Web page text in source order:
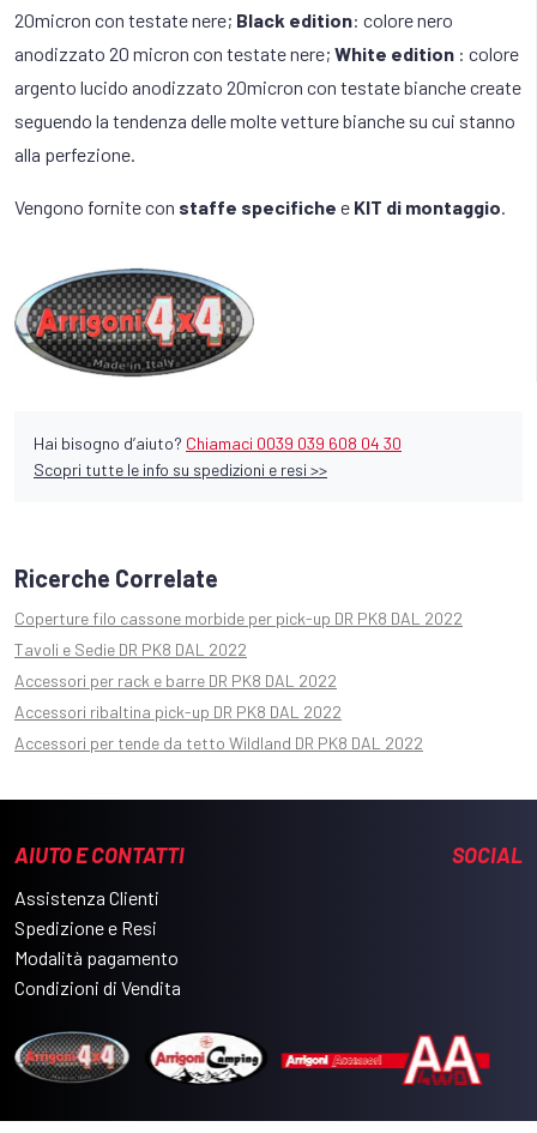
20micron con testate nere; Black edition: colore nero
anodizzato 20 micron con testate nere; White edition : colore
argento lucido anodizzato 20micron con testate bianche create
seguendo la tendenza delle molte vetture bianche su cui stanno
alla perfezione.
Vengono fornite con staffe specifiche e KIT di montaggio.
Hai bisogno d’aiuto? Chiamaci 0039 039 608 04 30
Scopri tutte le info su spedizioni e resi >>
Ricerche Correlate
Coperture filo cassone morbide per pick-up DR PK8 DAL 2022
Tavoli e Sedie DR PK8 DAL 2022
Accessori per rack e barre DR PK8 DAL 2022
Accessori ribaltina pick-up DR PK8 DAL 2022
Accessori per tende da tetto Wildland DR PK8 DAL 2022
AIUTO E CONTATTI
Assistenza Clienti
Spedizione e Resi
Modalità pagamento
Condizioni di Vendita
SOCIAL